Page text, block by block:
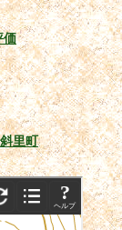
価
里町